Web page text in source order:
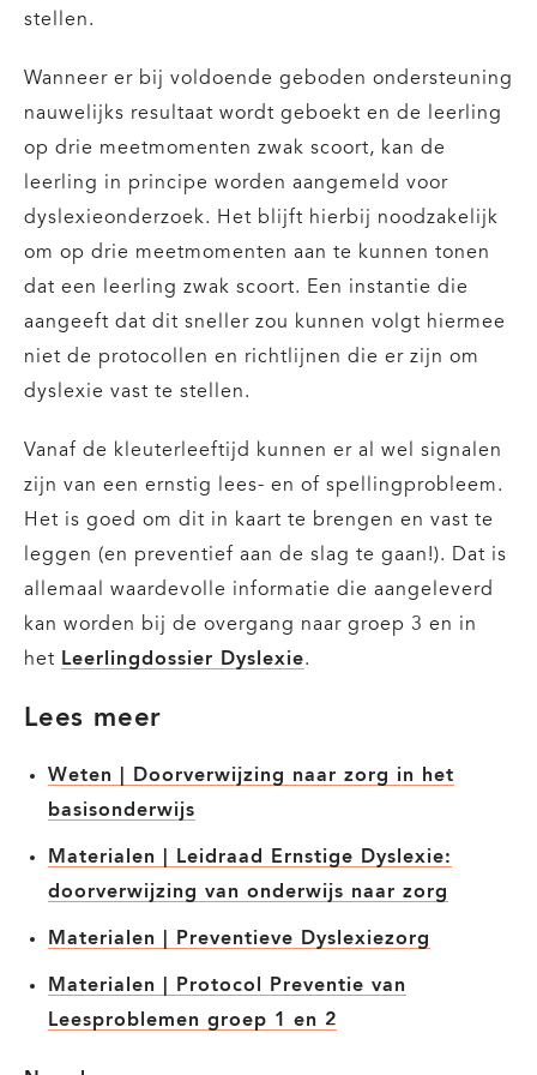
stellen.
Wanneer er bij voldoende geboden ondersteuning
nauwelijks resultaat wordt geboekt en de leerling
op drie meetmomenten zwak scoort, kan de
leerling in principe worden aangemeld voor
dyslexieonderzoek. Het blijft hierbij noodzakelijk
om op drie meetmomenten aan te kunnen tonen
dat een leerling zwak scoort. Een instantie die
aangeeft dat dit sneller zou kunnen volgt hiermee
niet de protocollen en richtlijnen die er zijn om
dyslexie vast te stellen.
Vanaf de kleuterleeftijd kunnen er al wel signalen
zijn van een ernstig lees- en of spellingprobleem.
Het is goed om dit in kaart te brengen en vast te
leggen (en preventief aan de slag te gaan!). Dat is
allemaal waardevolle informatie die aangeleverd
kan worden bij de overgang naar groep 3 en in
het Leerlingdossier Dyslexie.
Lees meer
Weten | Doorverwijzing naar zorg in het
basisonderwijs
Materialen | Leidraad Ernstige Dyslexie:
doorverwijzing van onderwijs naar zorg
Materialen | Preventieve Dyslexiezorg
Materialen | Protocol Preventie van
Leesproblemen groep 1 en 2